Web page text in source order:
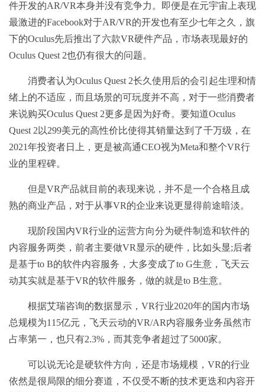
件开发的AR/VR本身并没有竞争力。即便是在元宇宙上表现
最激进的Facebook对于AR/VR的开发也有至少七年之久，旗
下的Oculus先后推出了六款VR硬件产品，市场表现最好的
Oculus Quest 2也仍有很大的问题。
消费者认为Oculus Quest 2长久使用后的会引起生理和情
绪上的不适应，而且场景的可玩度并不高，对于一些消费者
来说购买Oculus Quest 2更多是因为好奇。要知道Oculus
Quest 2以299美元的高性价比使得其销量达到了千万级，在
2021年投资者日上，更是被高通CEO视为Meta和整个VR行
业的里程碑。
但是VR产品就目前的表现来说，并不是一个合格且成
熟的商业产品，对于从事VR的企业来说更显得前途暗淡。
现阶段国内VR行业的运营方向分为硬件制造和软件的
内容服务两类，前者主要做VR显示的硬件，比如头显;后者
是基于to B的软件内容服务，大多变成了to G生意，飞天云
动其实就是基于VR的软件服务，做的就是to B生意。
根据艾瑞咨询的数据显示，VR行业2020年的国内市场
总规模为115亿元，飞天云动的VR/AR内容服务业务虽然市
占率第一，也只有2.3%，而其竞争者超过了5000家。
可以说无论是硬软件方向，还是市场规模，VR的行业
依然是很局限的细分赛道，不仅受不断的技术更迭和内容开